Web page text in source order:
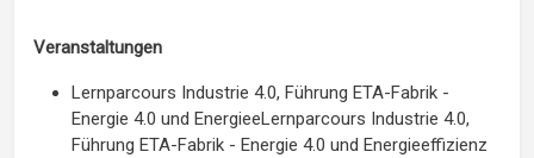
Veranstaltungen
Lernparcours Industrie 4.0, Führung ETA-Fabrik -
Energie 4.0 und EnergieeLernparcours Industrie 4.0,
Führung ETA-Fabrik - Energie 4.0 und Energieeffizienz